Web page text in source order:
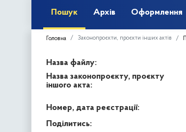
Пошук Архів Оформлення
Головна Законопроєкти, проєкти інших актів
Назва файлу:
Назва законопроєкту, проєкту
іншого акта:
Номер, дата реєстрації:
Поділитись: